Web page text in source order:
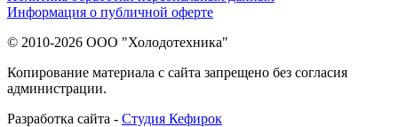
Информация о публичной оферте
© 2010-2026 ООО "Холодотехника"
Копирование материала с сайта запрещено без согласия
администрации.
Разработка сайта - Студия Кефирок